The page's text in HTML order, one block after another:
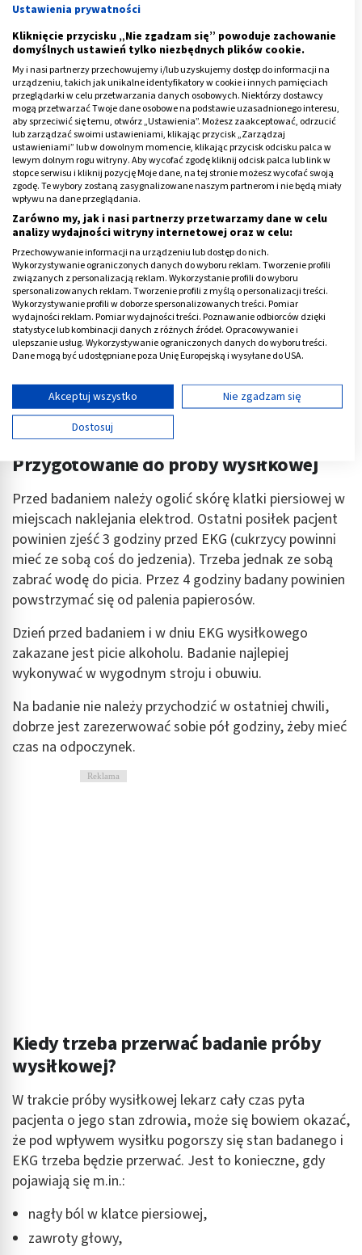
Elektrokardiograficzna próba wysiłkowa nie jest
badaniem, które można wykonać u każdego pacjenta.
Nie wykonuje się EKG wysiłkowego przez pierwsze dwa
dni po zawale, jeśli pacjent ma niestabilną chorobę
wieńcową, właśnie przeszedł zawał płuca, wykazuje
objawy zwężenia zastawki aortalnej, zaburzenia rytmu
serca, ma ostrezapalenie mięśnia sercowegolub
osierdzia i ostre rozwarstwienie aorty.
Reklama
Przygotowanie do próby wysiłkowej
Przed badaniem należy ogolić skórę klatki piersiowej w
miejscach naklejania elektrod. Ostatni posiłek pacjent
powinien zjeść 3 godziny przed EKG (cukrzycy powinni
mieć ze sobą coś do jedzenia). Trzeba jednak ze sobą
zabrać wodę do picia. Przez 4 godziny badany powinien
powstrzymać się od palenia papierosów.
Dzień przed badaniem i w dniu EKG wysiłkowego
zakazane jest picie alkoholu. Badanie najlepiej
wykonywać w wygodnym stroju i obuwiu.
Na badanie nie należy przychodzić w ostatniej chwili,
dobrze jest zarezerwować sobie pół godziny, żeby mieć
czas na odpoczynek.
Reklama
Kiedy trzeba przerwać badanie próby
wysiłkowej?
W trakcie próby wysiłkowej lekarz cały czas pyta
pacjenta o jego stan zdrowia, może się bowiem okazać,
że pod wpływem wysiłku pogorszy się stan badanego i
EKG trzeba będzie przerwać. Jest to konieczne, gdy
pojawiają się m.in.:
nagły ból w klatce piersiowej,
zawroty głowy,
Ustawienia prywatności
Kliknięcie przycisku „Nie zgadzam się” powoduje zachowanie
domyślnych ustawień tylko niezbędnych plików cookie.
My i nasi partnerzy przechowujemy i/lub uzyskujemy dostęp do informacji na
urządzeniu, takich jak unikalne identyfikatory w cookie i innych pamięciach
przeglądarki w celu przetwarzania danych osobowych. Niektórzy dostawcy
mogą przetwarzać Twoje dane osobowe na podstawie uzasadnionego interesu,
aby sprzeciwić się temu, otwórz „Ustawienia”. Możesz zaakceptować, odrzucić
lub zarządzać swoimi ustawieniami, klikając przycisk „Zarządzaj
ustawieniami” lub w dowolnym momencie, klikając przycisk odcisku palca w
lewym dolnym rogu witryny. Aby wycofać zgodę kliknij odcisk palca lub link w
stopce serwisu i kliknij pozycję Moje dane, na tej stronie możesz wycofać swoją
zgodę. Te wybory zostaną zasygnalizowane naszym partnerom i nie będą miały
wpływu na dane przeglądania.
Zarówno my, jak i nasi partnerzy przetwarzamy dane w celu
analizy wydajności witryny internetowej oraz w celu:
Przechowywanie informacji na urządzeniu lub dostęp do nich.
Wykorzystywanie ograniczonych danych do wyboru reklam. Tworzenie profili
związanych z personalizacją reklam. Wykorzystanie profili do wyboru
spersonalizowanych reklam. Tworzenie profili z myślą o personalizacji treści.
Wykorzystywanie profili w doborze spersonalizowanych treści. Pomiar
wydajności reklam. Pomiar wydajności treści. Poznawanie odbiorców dzięki
statystyce lub kombinacji danych z różnych źródeł. Opracowywanie i
ulepszanie usług. Wykorzystywanie ograniczonych danych do wyboru treści.
Dane mogą być udostępniane poza Unię Europejską i wysyłane do USA.
Wyświetl listę partnerów (11 dostawców IAB)
Używamy Twoich danych w następujących celach:
Cele przetwarzania IAB:
Przechowywanie informacji na urządzeniu lub
dostęp do nich
Wykorzystywanie ograniczonych danych do
wyboru reklam
Tworzenie profili w celu spersonalizowanych
reklam
Wykorzystanie profili do wyboru
Tworzenie profili w celu personalizacji treści
Wykorzystywanie profili w celu doboru
Pomiar efektywności reklam
Niezbędne
Wydajność (Performance)
Reklama / śledzenie
Akceptuj wszystko
Nie zgadzam się
Dostosuj